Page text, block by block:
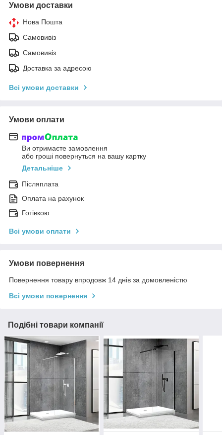
Умови доставки
Нова Пошта
Самовивіз
Самовивіз
Доставка за адресою
Всі умови доставки
Умови оплати
Ви отримаєте замовлення
або гроші повернуться на вашу картку
Детальніше
Післяплата
Оплата на рахунок
Готівкою
Всі умови оплати
Умови повернення
Повернення товару впродовж 14 днів за домовленістю
Всі умови повернення
Подібні товари компанії